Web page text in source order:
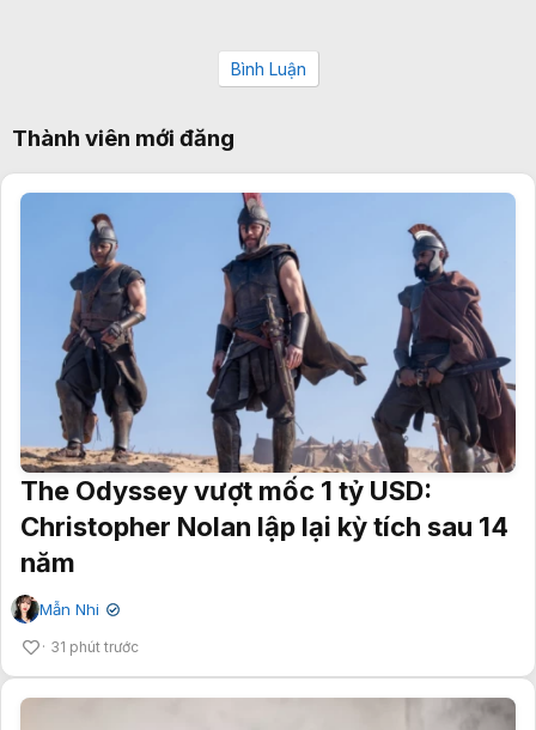
Bình Luận
Thành viên mới đăng
The Odyssey vượt mốc 1 tỷ USD:
Christopher Nolan lập lại kỳ tích sau 14
năm
Mẫn Nhi ✔
31 phút trước